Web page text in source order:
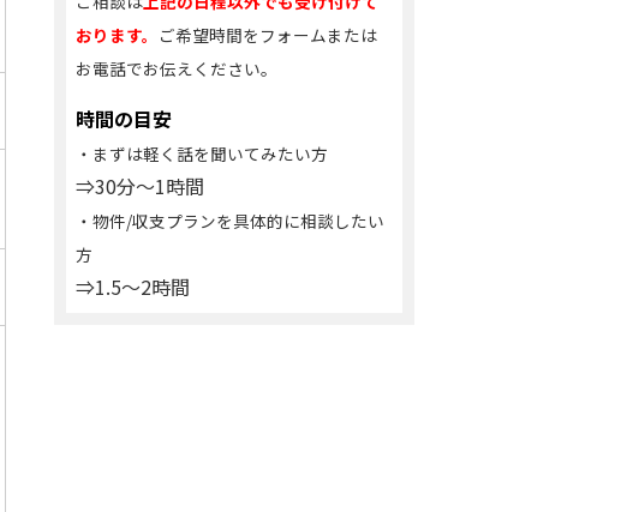
おります。 ご希望時間をフォームまたは
お電話でお伝えください。
時間の目安
・まずは軽く話を聞いてみたい方
⇒30分～1時間
・物件/収支プランを具体的に相談したい
方
⇒1.5～2時間